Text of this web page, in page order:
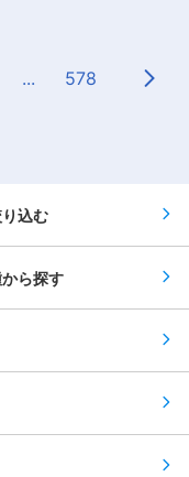
し
充
下
含
者
物
引
に
... 578
込む
ら探す